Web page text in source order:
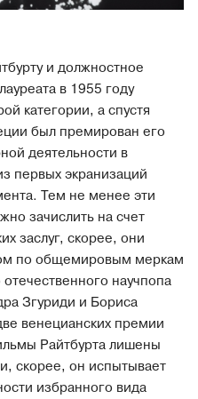
и должностное
в 1955 году
категории, а спустя
был премирован его
деятельности в
первых экранизаций
Тем не менее эти
зачислить на счет
заслуг, скорее, они
по общемировым меркам
научпопа
Згуриди и Бориса
венецианских премии
Райтбурта лишены
скорее, он испытывает
избранного вида